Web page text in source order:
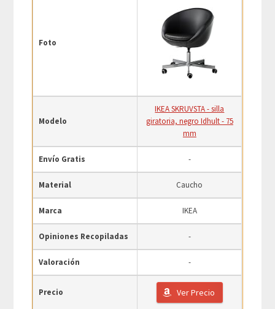
Foto
Modelo
IKEA SKRUVSTA - silla
giratoria, negro Idhult - 75
mm
Envío Gratis -
Material Caucho
Marca IKEA
Opiniones Recopiladas -
Valoración -
Precio Ver Precio